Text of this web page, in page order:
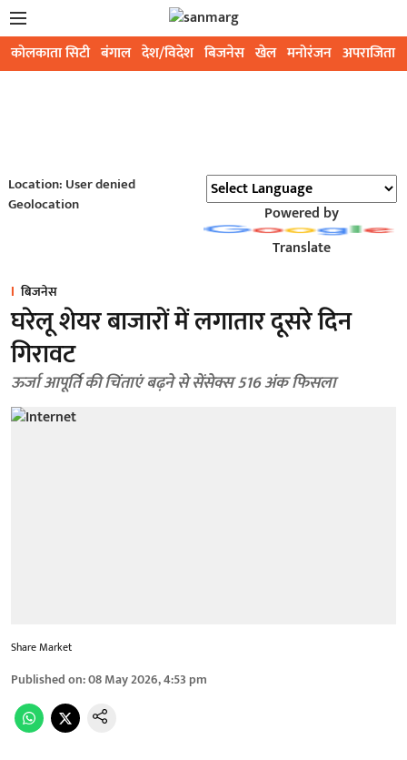
कोलकाता सिटी बंगाल देश/विदेश बिजनेस खेल मनोरंजन अपराजिता
Location: User denied
Geolocation
Powered by
Translate
बिजनेस
घरेलू शेयर बाजारों में लगातार दूसरे दिन
गिरावट
ऊर्जा आपूर्ति की चिंताएं बढ़ने से सेंसेक्स 516 अंक फिसला
Share Market
Published on:08 May 2026, 4:53 pm